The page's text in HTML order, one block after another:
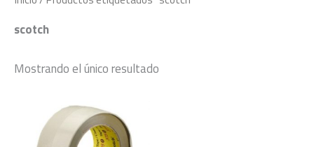
scotch
Mostrando el único resultado